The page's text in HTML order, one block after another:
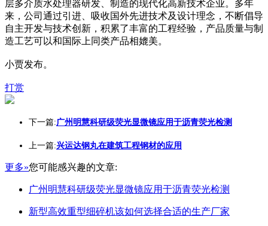
层多介质水处理器研发、制造的现代化高新技术企业。多年
来，公司通过引进、吸收国外先进技术及设计理念，不断倡导
自主开发与技术创新，积累了丰富的工程经验，产品质量与制
造工艺可以和国际上同类产品相媲美。
小贾发布。
打赏
下一篇:广州明慧科研级荧光显微镜应用于沥青荧光检测
上一篇:兴运达钢丸在建筑工程钢材的应用
更多»您可能感兴趣的文章:
广州明慧科研级荧光显微镜应用于沥青荧光检测
新型高效重型细碎机该如何选择合适的生产厂家